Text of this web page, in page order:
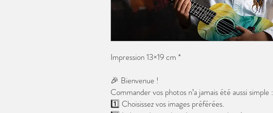
Impression 13×19 cm *
🎉 Bienvenue !
Commander vos photos n’a jamais été aussi simple :
1️⃣ Choisissez vos images préférées.